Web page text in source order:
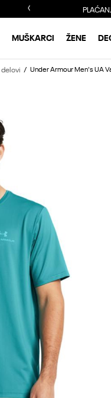
MUŠKARCI ŽENE
Under Armour Men's UA